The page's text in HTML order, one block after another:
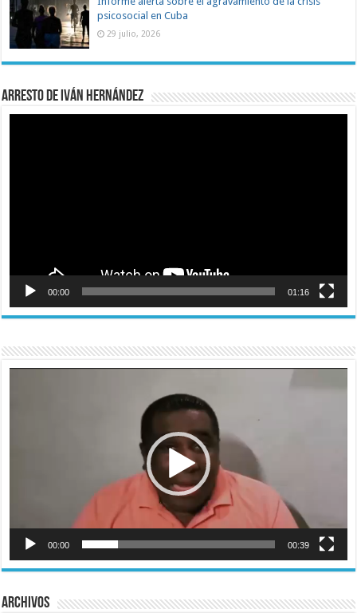
psicosocial en Cuba
29 julio, 2026
Arresto de Iván Hernández
00:00 01:16
00:00 00:39
Archivos